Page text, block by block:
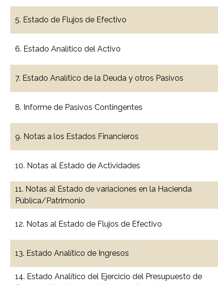
5. Estado de Flujos de Efectivo
6. Estado Analítico del Activo
7. Estado Analítico de la Deuda y otros Pasivos
8. Informe de Pasivos Contingentes
9. Notas a los Estados Financieros
10. Notas al Estado de Actividades
11. Notas al Estado de variaciones en la Hacienda
Pública/Patrimonio
12. Notas al Estado de Flujos de Efectivo
13. Estado Analítico de Ingresos
14. Estado Analítico del Ejercicio del Presupuesto de